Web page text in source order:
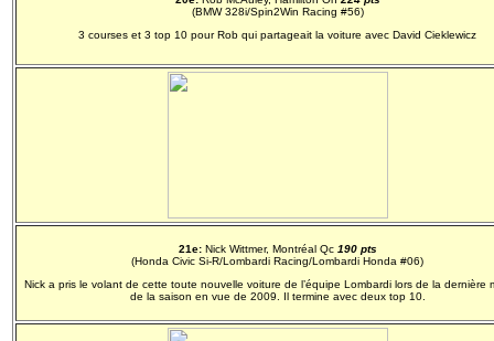
(BMW 328i/Spin2Win Racing #56)
3 courses et 3 top 10 pour Rob qui partageait la voiture avec David Cieklewicz
21e:Nick Wittmer, Montréal Qc 190 pts
(Honda Civic Si-R/Lombardi Racing/Lombardi Honda #06)
Nick a pris le volant de cette toute nouvelle voiture de l’équipe Lombardi lors de la dernière
de la saison en vue de 2009. Il termine avec deux top 10.